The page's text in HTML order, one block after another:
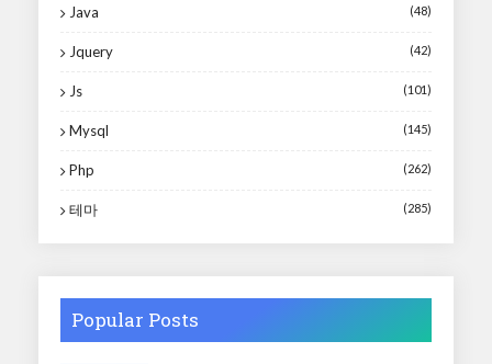
Java (48)
Jquery (42)
Js (101)
Mysql (145)
Php (262)
테마 (285)
Popular Posts